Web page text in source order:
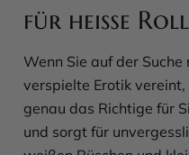
für heiße
Wenn Sie auf der
verspielte Erotik
genau das Richtige für
und sorgt für